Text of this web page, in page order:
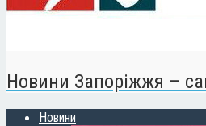
Новини Запоріжжя –
Новини